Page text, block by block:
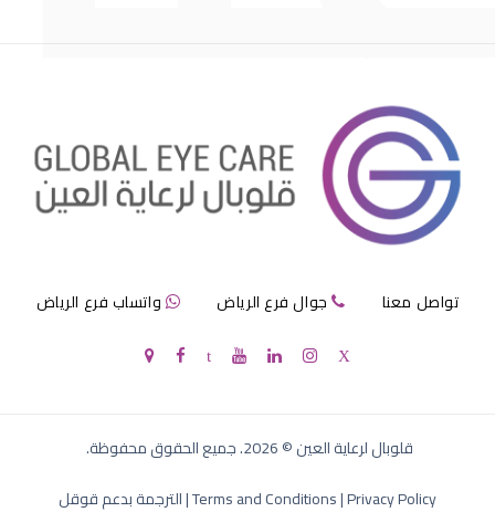
مرض الماء الازرق بالعين
تواصل معنا جوال فرع الرياض واتساب فرع الرياض
قلوبال لرعاية العين©
2026. جميع الحقوق محفوظة.
Terms and Conditions|Privacy Policy
|الترجمة بدعم قوقل